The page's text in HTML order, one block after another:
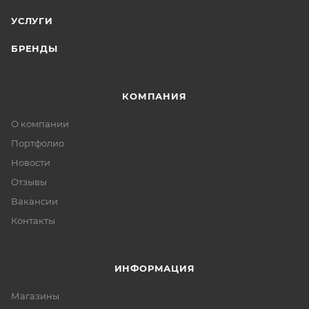
УСЛУГИ
БРЕНДЫ
КОМПАНИЯ
О компании
Портфолио
Новости
Отзывы
Вакансии
Контакты
ИНФОРМАЦИЯ
Магазины